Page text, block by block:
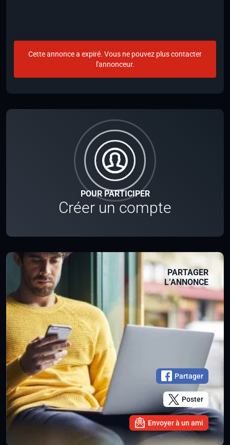
POUR PARTICIPER
Créer un compte
PARTAGER
L’ANNONCE
Partager
Poster
Envoyer à un ami
Cette annonce a expiré. Vous ne pouvez plus contacter
l'annonceur.